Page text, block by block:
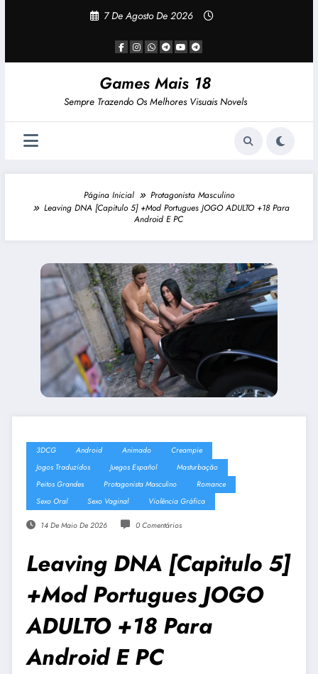
7 De Agosto De 2026
Games Mais 18
Sempre Trazendo Os Melhores Visuais Novels
Página Inicial
Protagonista Masculino
Leaving DNA [Capitulo 5] +Mod Portugues JOGO ADULTO +18 Para
Android E PC
3DCG Android Animado
Creampie
Jogos Traduzidos
Juegos Español
Masturbação
Peitos Grandes
Protagonista Masculino
Romance
Sexo Oral
Sexo Vaginal Violência Gráfica
14 De Maio De 2026 0 Comentários
Leaving DNA [Capitulo 5]
+Mod Portugues JOGO
ADULTO +18 Para
Android E PC